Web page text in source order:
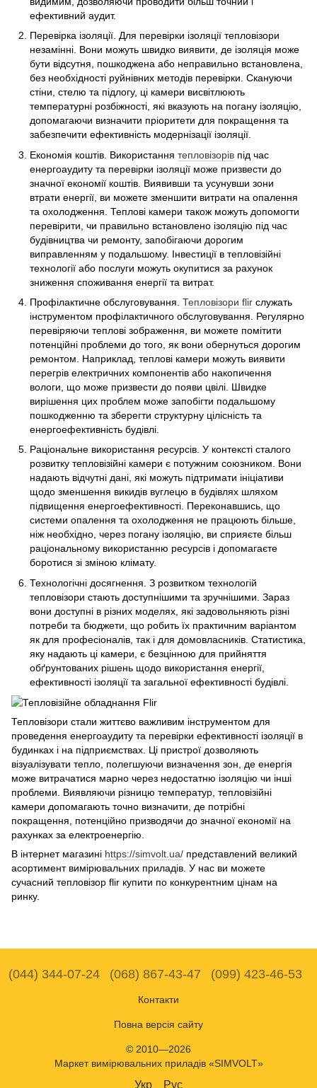
ефективний аудит.
Перевірка ізоляції. Для перевірки ізоляції тепловізори
незамінні. Вони можуть швидко виявити, де ізоляція може
бути відсутня, пошкоджена або неправильно встановлена,
без необхідності руйнівних методів перевірки. Скануючи
стіни, стелю та підлогу, ці камери висвітлюють
температурні розбіжності, які вказують на погану ізоляцію,
допомагаючи визначити пріоритети для покращення та
забезпечити ефективність модернізації ізоляції.
Економія коштів. Використання тепловізорів під час
енергоаудиту та перевірки ізоляції може призвести до
значної економії коштів. Виявивши та усунувши зони
втрати енергії, ви можете зменшити витрати на опалення
та охолодження. Теплові камери також можуть допомогти
перевірити, чи правильно встановлено ізоляцію під час
будівництва чи ремонту, запобігаючи дорогим
виправленням у подальшому. Інвестиції в тепловізійні
технології або послуги можуть окупитися за рахунок
зниження споживання енергії та витрат.
Профілактичне обслуговування. Тепловізори flir служать
інструментом профілактичного обслуговування. Регулярно
перевіряючи теплові зображення, ви можете помітити
потенційні проблеми до того, як вони обернуться дорогим
ремонтом. Наприклад, теплові камери можуть виявити
перегрів електричних компонентів або накопичення
вологи, що може призвести до появи цвілі. Швидке
вирішення цих проблем може запобігти подальшому
пошкодженню та зберегти структурну цілісність та
енергоефективність будівлі.
Раціональне використання ресурсів. У контексті сталого
розвитку тепловізійні камери є потужним союзником. Вони
надають відчутні дані, які можуть підтримати ініціативи
щодо зменшення викидів вуглецю в будівлях шляхом
підвищення енергоефективності. Переконавшись, що
системи опалення та охолодження не працюють більше,
ніж необхідно, через погану ізоляцію, ви сприяєте більш
раціональному використанню ресурсів і допомагаєте
боротися зі зміною клімату.
Технологічні досягнення. З розвитком технологій
тепловізори стають доступнішими та зручнішими. Зараз
вони доступні в різних моделях, які задовольняють різні
потреби та бюджети, що робить їх практичним варіантом
як для професіоналів, так і для домовласників. Статистика,
яку надають ці камери, є безцінною для прийняття
обґрунтованих рішень щодо використання енергії,
ефективності ізоляції та загальної ефективності будівлі.
Тепловізори стали життєво важливим інструментом для
проведення енергоаудиту та перевірки ефективності ізоляції в
будинках і на підприємствах. Ці пристрої дозволяють
візуалізувати тепло, полегшуючи визначення зон, де енергія
може витрачатися марно через недостатню ізоляцію чи інші
проблеми. Виявляючи різницю температур, тепловізійні
камери допомагають точно визначити, де потрібні
покращення, потенційно призводячи до значної економії на
рахунках за електроенергію.
В інтернет магазині https://simvolt.ua/ представлений великий
асортимент вимірювальних приладів. У нас ви можете
сучасний тепловізор flir купити по конкурентним цінам на
ринку.
(044) 344-07-24 (068) 867-43-47 (099) 423-46-53
Контакти
Повна версія сайту
© 2010—2026
Маркет вимірювальних приладів «SIMVOLT»
Укр Рус